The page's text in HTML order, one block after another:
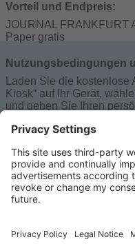
Vorteil und Endpreis:
JOURNAL FRANKFURT
Paper gratis
Nutzungsbedingungen
Laden Sie die
Kiosk“ auf Ihr Gerät,
und geben Sie Ihren
Die Journal Kiosk-App
Für diese
erforderlich.